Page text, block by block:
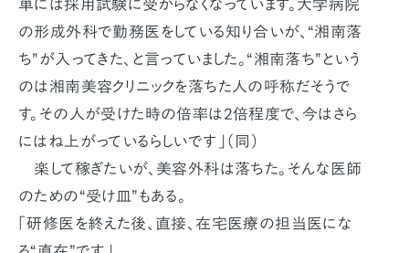
単には採用試験に受からなくなっています。大学病院
の形成外科で勤務医をしている知り合いが、“湘南落
ち”が入ってきた、と言っていました。“湘南落ち”という
のは湘南美容クリニックを落ちた人の呼称だそうで
す。その人が受けた時の倍率は2倍程度で、今はさら
にはね上がっているらしいです」（同）
楽して稼ぎたいが、美容外科は落ちた。そんな医師
のための“受け皿”もある。
「研修医を終えた後、直接、在宅医療の担当医にな